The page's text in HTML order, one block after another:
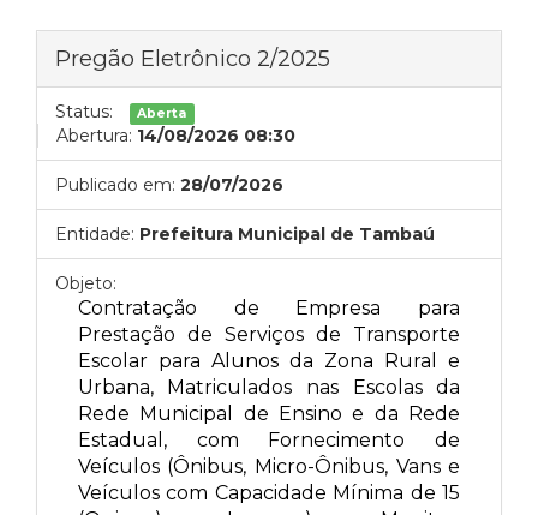
Pregão Eletrônico 2/2025
Status: Aberta
Abertura: 14/08/2026 08:30
Publicado em: 28/07/2026
Entidade: Prefeitura Municipal de Tambaú
Objeto:
Contratação de Empresa para
Prestação de Serviços de Transporte
Escolar para Alunos da Zona Rural e
Urbana, Matriculados nas Escolas da
Rede Municipal de Ensino e da Rede
Estadual, com Fornecimento de
Veículos (Ônibus, Micro-Ônibus, Vans e
Veículos com Capacidade Mínima de 15